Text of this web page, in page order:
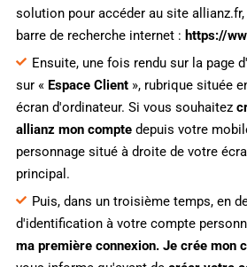
solution pour accéder au site
barre de recherche internet : https://
Ensuite, une fois rendu sur la page
sur « Espace Client», rubrique située
écran d'ordinateur. Si vous souhaitez
allianz mon comptedepuis votre
personnage situé à droite de votre
principal.
Puis, dans un troisième temps, en
d'identification à votre compte
ma première connexion. Je crée mon